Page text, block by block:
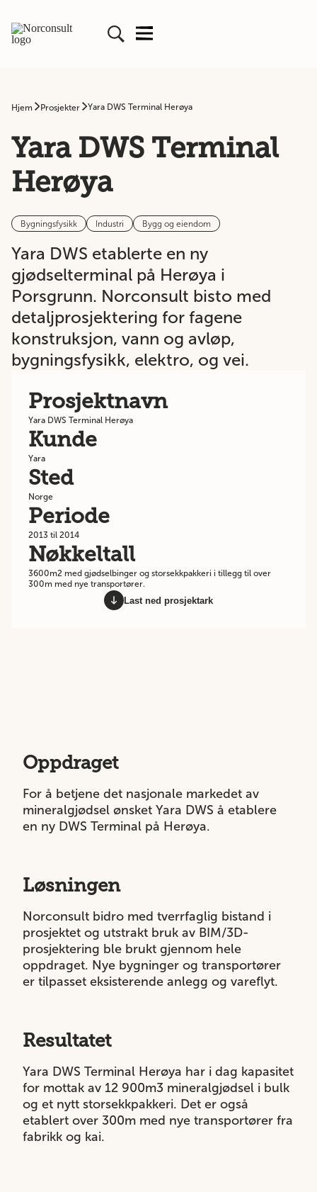
Hjem Prosjekter Yara DWS Terminal Herøya
Yara DWS Terminal
Herøya
Bygningsfysikk Industri Bygg og eiendom
Yara DWS etablerte en ny
gjødselterminal på Herøya i
Porsgrunn. Norconsult bisto med
detaljprosjektering for fagene
konstruksjon, vann og avløp,
bygningsfysikk, elektro, og vei.
Prosjektnavn
Yara DWS Terminal Herøya
Kunde
Yara
Sted
Norge
Periode
2013 til 2014
Nøkkeltall
3600m2 med gjødselbinger og storsekkpakkeri i tillegg til over
300m med nye transportører.
Last ned prosjektark
Oppdraget
For å betjene det nasjonale markedet av
mineralgjødsel ønsket Yara DWS å etablere
en ny DWS Terminal på Herøya.
Løsningen
Norconsult bidro med tverrfaglig bistand i
prosjektet og utstrakt bruk av BIM/3D-
prosjektering ble brukt gjennom hele
oppdraget. Nye bygninger og transportører
er tilpasset eksisterende anlegg og vareflyt.
Resultatet
Yara DWS Terminal Herøya har i dag kapasitet
for mottak av 12 900m3 mineralgjødsel i bulk
og et nytt storsekkpakkeri. Det er også
etablert over 300m med nye transportører fra
fabrikk og kai.